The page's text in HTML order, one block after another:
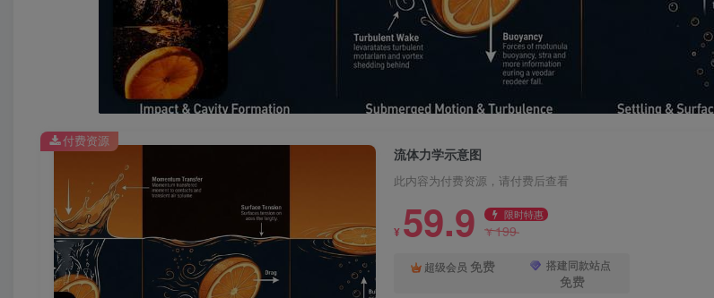
流体力学示意图
此内容为付费资源，请付费后查看
¥ 59.9 限时特惠
¥199
超级会员 免费 搭建同款站点
免费
付费资源